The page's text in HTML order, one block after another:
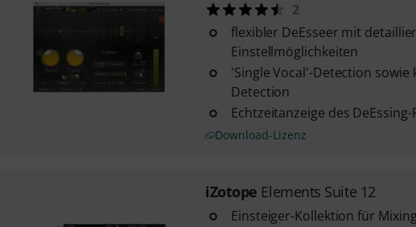
2
flexibler DeEsseer mit
Einstellmöglichkeiten
'Single Vocal'-Detection
Detection
Echtzeitanzeige des DeEssing-
Download-Lizenz
iZotope Elements Suite 12
Einsteiger-Kollektion für